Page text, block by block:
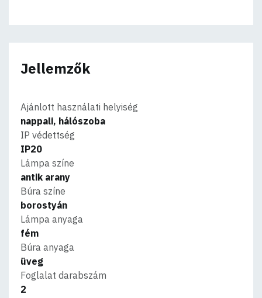
Jellemzők
Ajánlott használati helyiség
nappali, hálószoba
IP védettség
IP20
Lámpa színe
antik arany
Búra színe
borostyán
Lámpa anyaga
fém
Búra anyaga
üveg
Foglalat darabszám
2